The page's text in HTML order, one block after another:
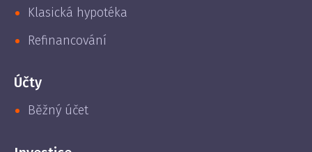
Klasická hypotéka
Refinancování
Účty
Běžný účet